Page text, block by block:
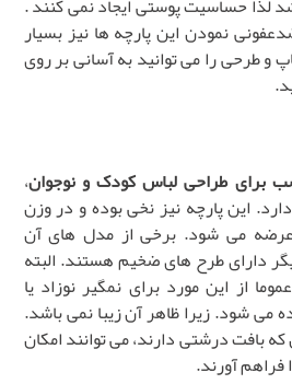
نمودن این پارچه ها نیز بسیار
طرحی را می توانید به آسانی بر روی
برای طراحی لباس کودک و نوجوان،
این پارچه نیز نخی بوده و در وزن
عرضه می شود. برخی از مدل های آن
دارای طرح های ضخیم هستند. البته
از این مورد برای نمگیر نوزاد یا
می شود. زیرا ظاهر آن زیبا نمی باشد.
که بافت درشتی دارند، می توانند امکان
آورند.